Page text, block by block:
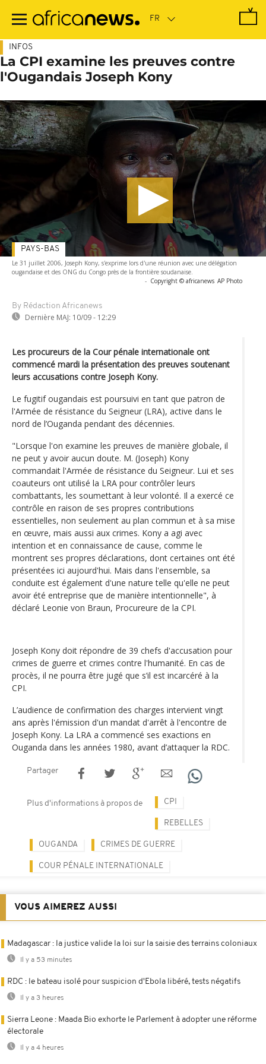
contenu
INFOS
La CPI examine les preuves contre
l'Ougandais Joseph Kony
Le 31 juillet 2006, Joseph Kony, s'exprime lors d'une réunion avec une délégation
ougandaise et des ONG du Congo près de la frontière soudanaise.
- Copyright © africanews AP Photo
By Rédaction Africanews
Dernière MAJ: 10/09 - 12:29
PAYS-BAS
Les procureurs de la Cour pénale internationale ont
commencé mardi la présentation des preuves soutenant
leurs accusations contre Joseph Kony.
Le fugitif ougandais est poursuivi en tant que patron de
l'Armée de résistance du Seigneur (LRA), active dans le
nord de l’Ouganda pendant des décennies.
"Lorsque l'on examine les preuves de manière globale, il
ne peut y avoir aucun doute. M. (Joseph) Kony
commandait l'Armée de résistance du Seigneur. Lui et ses
coauteurs ont utilisé la LRA pour contrôler leurs
combattants, les soumettant à leur volonté. Il a exercé ce
contrôle en raison de ses propres contributions
essentielles, non seulement au plan commun et à sa mise
en œuvre, mais aussi aux crimes. Kony a agi avec
intention et en connaissance de cause, comme le
montrent ses propres déclarations, dont certaines ont été
présentées ici aujourd'hui. Mais dans l'ensemble, sa
conduite est également d'une nature telle qu'elle ne peut
avoir été entreprise que de manière intentionnelle", à
déclaré Leonie von Braun, Procureure de la CPI.
Joseph Kony doit répondre de 39 chefs d'accusation pour
crimes de guerre et crimes contre l'humanité. En cas de
procès, il ne pourra être jugé que s’il est incarcéré à la
CPI.
L’audience de confirmation des charges intervient vingt
ans après l'émission d'un mandat d'arrêt à l'encontre de
Joseph Kony. La LRA a commencé ses exactions en
Ouganda dans les années 1980, avant d’attaquer la RDC.
Partager
Plus d'informations à propos de CPI
REBELLES
OUGANDA CRIMES DE GUERRE
COUR PÉNALE INTERNATIONALE
VOUS AIMEREZ AUSSI
Madagascar : la justice valide la loi sur la saisie des terrains coloniaux
Il y a 53 minutes
RDC : le bateau isolé pour suspicion d'Ebola libéré, tests négatifs
Il y a 3 heures
Sierra Leone : Maada Bio exhorte le Parlement à adopter une réforme
électorale
Il y a 4 heures